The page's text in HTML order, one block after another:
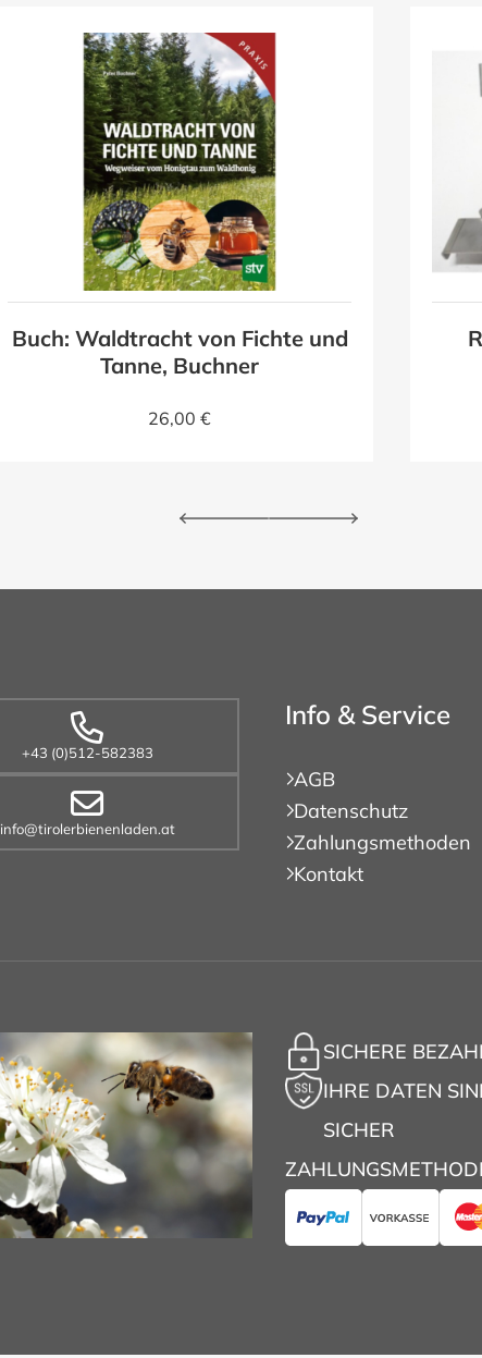
Buch: Waldtracht von Fichte und
Tanne, Buchner
26,00 €
+43 (0)512-582383
info@tirolerbienenladen.at
Info & Service
AGB
Datenschutz
Zahlungsmethoden
Kontakt
SICHERE
IHRE DATEN
SICHER